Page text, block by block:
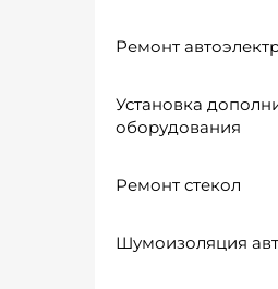
Ремонт
Установка
оборудования
Ремонт стекол
Шумоизоляция